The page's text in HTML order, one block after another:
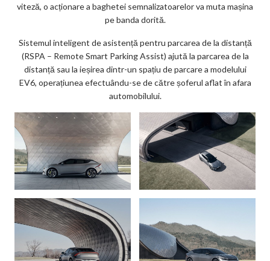
viteză, o acționare a baghetei semnalizatoarelor va muta mașina
pe banda dorită.
Sistemul inteligent de asistență pentru parcarea de la distanță
(RSPA – Remote Smart Parking Assist) ajută la parcarea de la
distanță sau la ieșirea dintr-un spațiu de parcare a modelului
EV6, operațiunea efectuându-se de către șoferul aflat în afara
automobilului.